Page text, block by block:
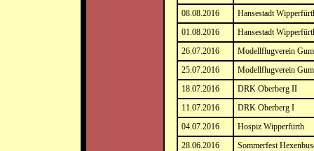
08.08.2016
Hansestadt
01.08.2016
Hansestadt
26.07.2016
Modellflugverein
25.07.2016
Modellflugverein
18.07.2016
DRK Oberberg II
11.07.2016
DRK Oberberg I
04.07.2016
Hospiz Wipperfürth
28.06.2016
Sommerfest